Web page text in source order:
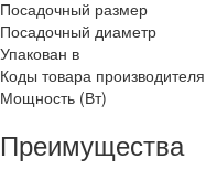
Посадочный размер
Посадочный диаметр
Упакован в
Коды товара производителя
Мощность (Вт)
Преимущества